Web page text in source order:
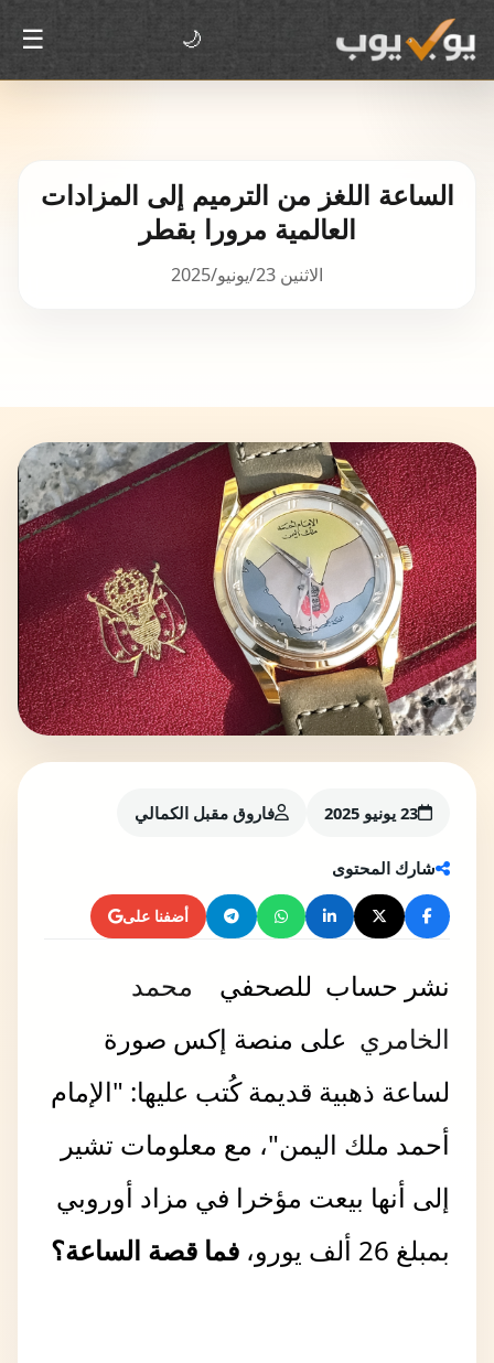
🌙
☰
الساعة اللغز من الترميم إلى المزادات
العالمية مرورا بقطر
الاثنين 23/يونيو/2025
23 يونيو 2025 فاروق مقبل الكمالي
شارك المحتوى
أضفنا على
نشر حساب للصحفي
محمد
الخامري على منصة إكس صورة
لساعة ذهبية قديمة كُتب عليها: "الإمام
أحمد ملك اليمن"، مع معلومات تشير
إلى أنها بيعت مؤخرا في مزاد أوروبي
بمبلغ 26 ألف يورو،
فما قصة الساعة؟